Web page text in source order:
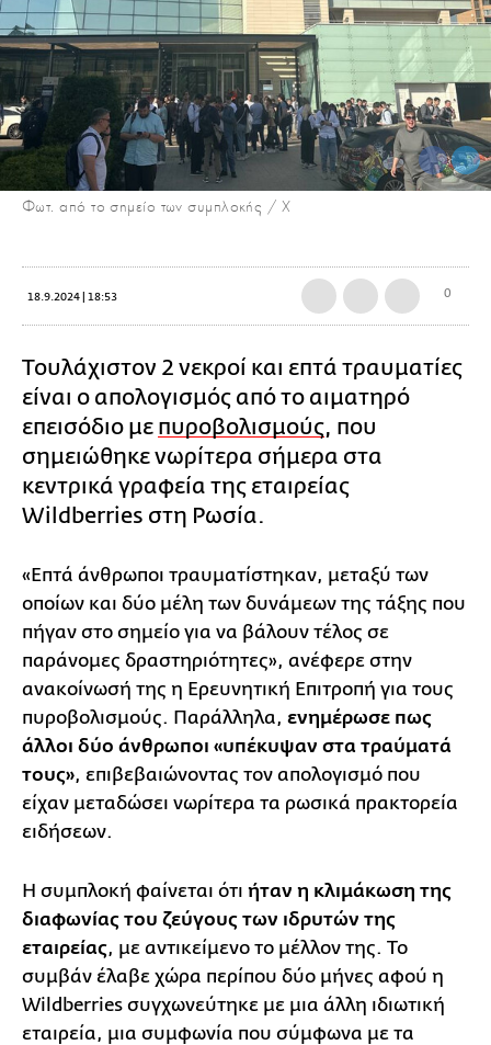
Φωτ. από το σημείο των συμπλοκής / Χ
18.9.2024 | 18:53 0
Τουλάχιστον 2 νεκροί και επτά τραυματίες
είναι ο απολογισμός από το αιματηρό
επεισόδιο με πυροβολισμούς, που
σημειώθηκε νωρίτερα σήμερα στα
κεντρικά γραφεία της εταιρείας
Wildberries στη Ρωσία.
«Επτά άνθρωποι τραυματίστηκαν, μεταξύ των
οποίων και δύο μέλη των δυνάμεων της τάξης που
πήγαν στο σημείο για να βάλουν τέλος σε
παράνομες δραστηριότητες», ανέφερε στην
ανακοίνωσή της η Ερευνητική Επιτροπή για τους
πυροβολισμούς. Παράλληλα, ενημέρωσε πως
άλλοι δύο άνθρωποι «υπέκυψαν στα τραύματά
τους», επιβεβαιώνοντας τον απολογισμό που
είχαν μεταδώσει νωρίτερα τα ρωσικά πρακτορεία
ειδήσεων.
Η συμπλοκή φαίνεται ότι ήταν η κλιμάκωση της
διαφωνίας του ζεύγους των ιδρυτών της
εταιρείας, με αντικείμενο το μέλλον της. Το
συμβάν έλαβε χώρα περίπου δύο μήνες αφού η
Wildberries συγχωνεύτηκε με μια άλλη ιδιωτική
εταιρεία, μια συμφωνία που σύμφωνα με τα